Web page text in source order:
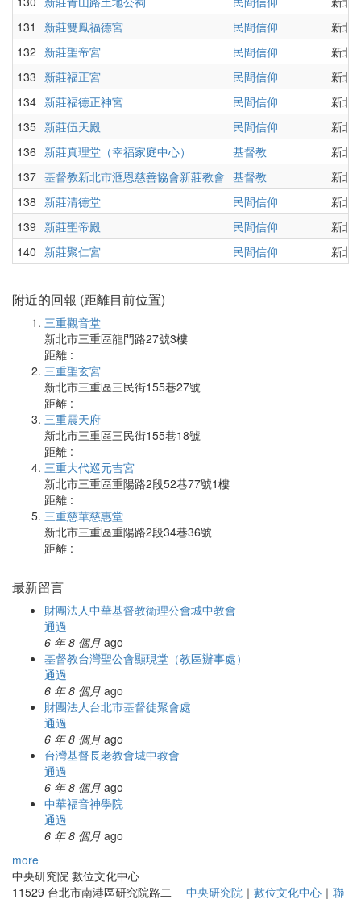
131
新莊雙鳳福德宮 民間信仰
新北
132 新莊聖帝宮 民間信仰
新北
133 新莊福正宮 民間信仰
新北
134 新莊福德正神宮 民間信仰
新北
135 新莊伍天殿 民間信仰
新北
136 新莊真理堂（幸福家庭中心） 基督教
新北
137 基督教新北市滙恩慈善協會新莊教會 基督教
新北
138 新莊清德堂 民間信仰
新北
139 新莊聖帝殿 民間信仰
新北
140 新莊聚仁宮 民間信仰 新北
附近的回報 (距離目前位置)
三重觀音堂
新北市三重區龍門路27號3樓
距離 :
三重聖玄宮
新北市三重區三民街155巷27號
距離 :
三重震天府
新北市三重區三民街155巷18號
距離 :
三重大代巡元吉宮
新北市三重區重陽路2段52巷77號1樓
距離 :
三重慈華慈惠堂
新北市三重區重陽路2段34巷36號
距離 :
最新留言
財團法人中華基督教衛理公會城中教會
通過
6 年 8 個月 ago
基督教台灣聖公會顯現堂（教區辦事處）
通過
6 年 8 個月 ago
財團法人台北市基督徒聚會處
通過
6 年 8 個月 ago
台灣基督長老教會城中教會
通過
6 年 8 個月 ago
中華福音神學院
通過
6 年 8 個月 ago
more
中央研究院 數位文化中心
11529 台北市南港區研究院路二
中央研究院｜ 數位文化中心｜ 聯